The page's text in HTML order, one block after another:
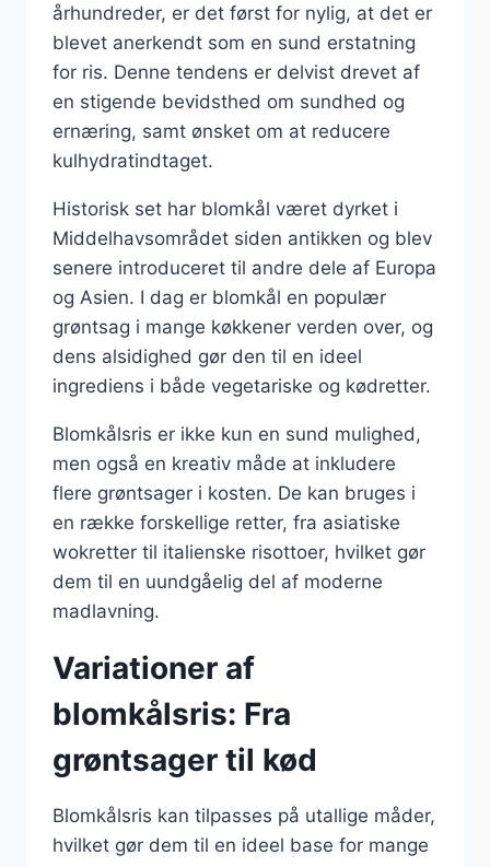
århundreder, er det først for nylig, at det er
blevet anerkendt som en sund erstatning
for ris. Denne tendens er delvist drevet af
en stigende bevidsthed om sundhed og
ernæring, samt ønsket om at reducere
kulhydratindtaget.
Historisk set har blomkål været dyrket i
Middelhavsområdet siden antikken og blev
senere introduceret til andre dele af Europa
og Asien. I dag er blomkål en populær
grøntsag i mange køkkener verden over, og
dens alsidighed gør den til en ideel
ingrediens i både vegetariske og kødretter.
Blomkålsris er ikke kun en sund mulighed,
men også en kreativ måde at inkludere
flere grøntsager i kosten. De kan bruges i
en række forskellige retter, fra asiatiske
wokretter til italienske risottoer, hvilket gør
dem til en uundgåelig del af moderne
madlavning.
Variationer af
blomkålsris: Fra
grøntsager til kød
Blomkålsris kan tilpasses på utallige måder,
hvilket gør dem til en ideel base for mange